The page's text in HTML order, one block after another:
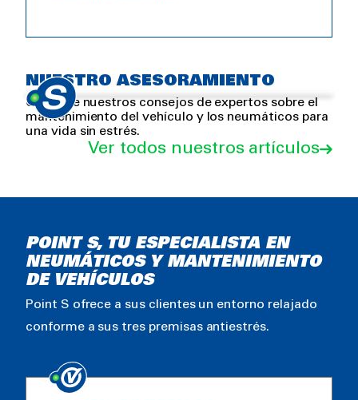
NUESTRO ASESORAMIENTO
comprar neumáticos premium
Seguridad vial
Consulte nuestros consejos de expertos sobre el
mantenimiento del vehículo y los neumáticos para
una vida sin estrés.
Ver todos nuestros artículos
POINT S, TU ESPECIALISTA EN
NEUMÁTICOS Y MANTENIMIENTO
DE VEHÍCULOS
Point S ofrece a sus clientes un entorno relajado
conforme a sus tres premisas antiestrés.